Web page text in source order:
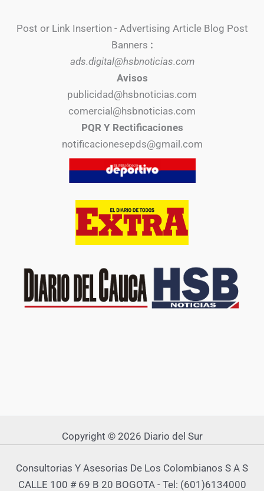
Post or Link Insertion - Advertising Article Blog Post
Banners :
ads.digital@hsbnoticias.com
Avisos
publicidad@hsbnoticias.com
comercial@hsbnoticias.com
PQR Y Rectificaciones
notificacionesepds@gmail.com
Copyright © 2026 Diario del Sur
Consultorias Y Asesorias De Los Colombianos S A S
CALLE 100 # 69 B 20 BOGOTA - Tel: (601)6134000